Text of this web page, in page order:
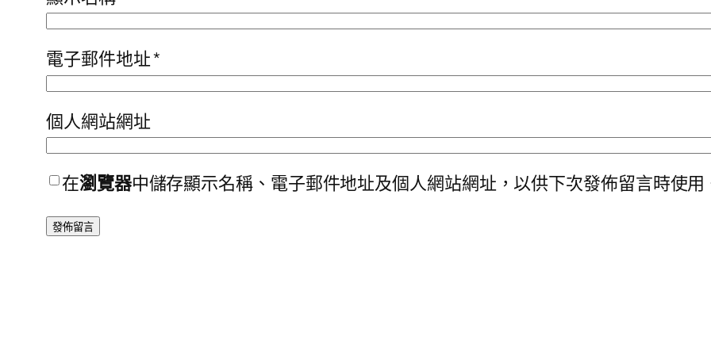
電子郵件地址*
個人網站網址
在瀏覽器中儲存顯示名稱、電子郵件地址及個人網站網址，以供下次發佈留言時使用